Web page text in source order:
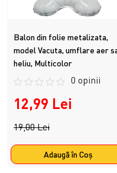
Balon din folie metalizata,
model Vacuta, umflare aer
heliu, Multicolor
0 opinii
12,99 Lei
19,00 Lei
Adaugă în Coş